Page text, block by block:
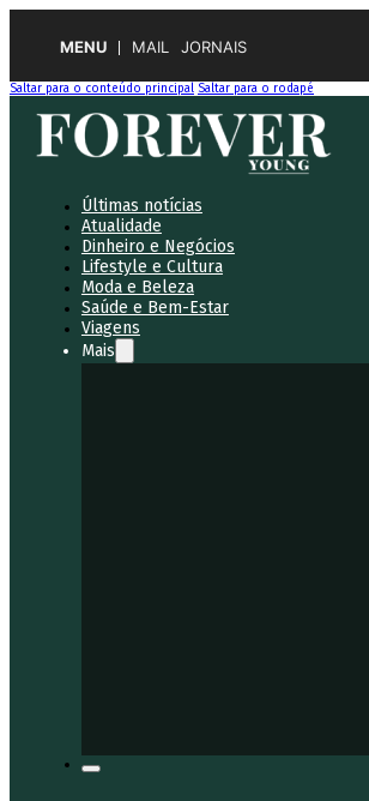
MENU MAIL JORNAIS
Saltar para o conteúdo principal Saltar para o rodapé
Últimas notícias
Atualidade
Dinheiro e Negócios
Lifestyle e Cultura
Moda e Beleza
Saúde e Bem-Estar
Viagens
Mais